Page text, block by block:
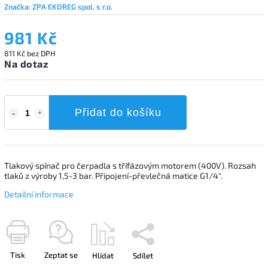
Značka:ZPA EKOREG spol. s r.o.
981 Kč
811 Kč bez DPH
Na dotaz
Přidat do košíku
Tlakový spínač pro čerpadla s třífázovým motorem (400V). Rozsah
tlaků z výroby 1,5-3 bar. Připojení-převlečná matice G1/4".
Detailní informace
Tisk Zeptat se Hlídat Sdílet